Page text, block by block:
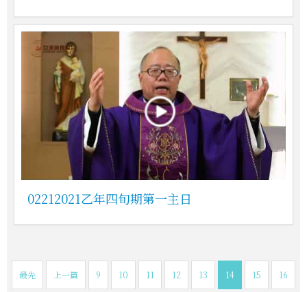
02212021乙年四旬期第一主日
最先 上一篇 9 10 11 12 13 14 15 16